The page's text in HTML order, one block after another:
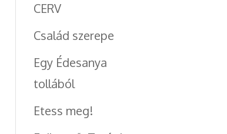
CERV
Család szerepe
Egy Édesanya
tollából
Etess meg!